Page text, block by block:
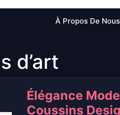
À Propos De Nous
d’art
Élégance
Coussins